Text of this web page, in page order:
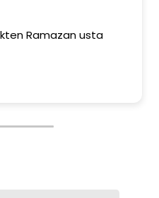
Ramazan usta